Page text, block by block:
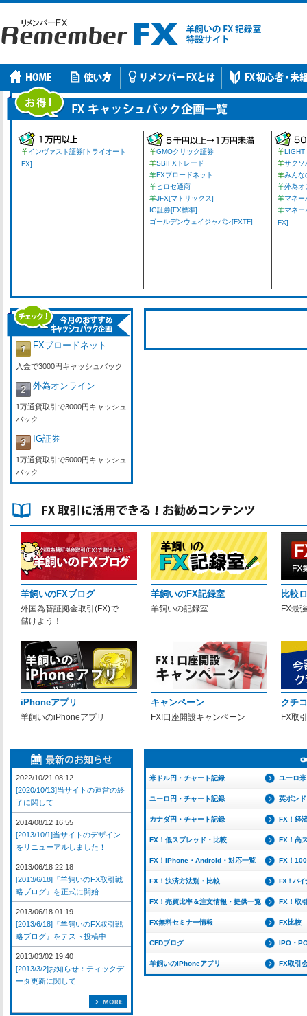
羊インヴァスト証券[トライオート
FX]
羊GMOクリック証券
羊SBIFXトレード
羊FXブロードネット
羊ヒロセ通商
羊JFX[マトリックス]
IG証券[FX標準]
ゴールデンウェイジャパン[FXTF]
羊LIGHT
羊サクソ
羊みんな
羊外為オ
羊マネー
羊マネー
FX]
FXブロードネット
入金で3000円キャッシュバック
外為オンライン
1万通貨取引で3000円キャッシュ
バック
IG証券
1万通貨取引で5000円キャッシュ
バック
羊飼いのFXブログ
外国為替証拠金取引(FX)で
儲けよう！
羊飼いのFX記録室
羊飼いの記録室
比較
FX最
iPhoneアプリ
羊飼いのiPhoneアプリ
キャンペーン
FX!口座開設キャンペーン
クチ
FX取
米ドル円・チャート記録 ユーロ
ユーロ円・チャート記録 英ポン
カナダ円・チャート記録 FX！経
FX！低スプレッド・比較 FX！高
FX！iPhone・Android・対応一覧 FX！
FX！決済方法別・比較 FX！バイ
FX！売買比率＆注文情報・提供一覧 FX！取
FX無料セミナー情報 FX比較
CFDブログ IPO・
羊飼いのiPhoneアプリ FX取引
2022/10/21 08:12
[2020/10/13]当サイトの運営の終
了に関して
2014/08/12 16:55
[2013/10/1]当サイトのデザイン
をリニューアルしました！
2013/06/18 22:18
[2013/6/18]『羊飼いのFX取引戦
略ブログ』を正式に開始
2013/06/18 01:19
[2013/6/18]『羊飼いのFX取引戦
略ブログ』をテスト投稿中
2013/03/02 19:40
[2013/3/2]お知らせ：ティックデ
ータ更新に関して